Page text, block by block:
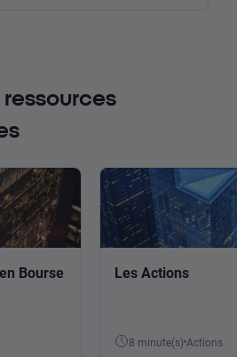
Bourse
Les Actions
8 minute(s) Actions